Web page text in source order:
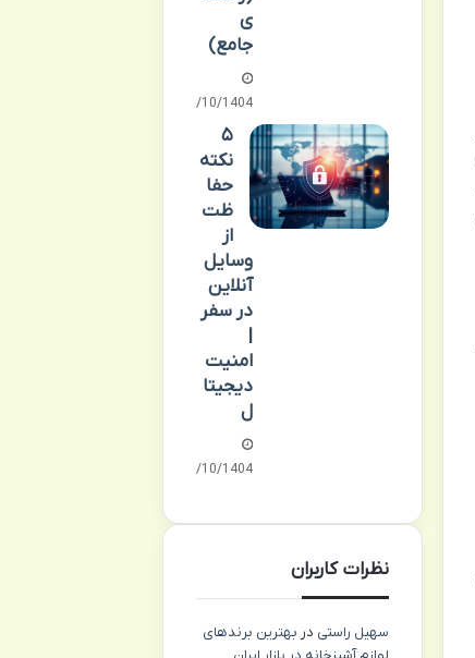
ی
جامع)
14/10/1404
۵
نکته
حفا
ظت
از
وسایل
آنلاین
در سفر
امنیت
دیجیتا
ل
15/10/1404
نظرات کاربران
سهیل راستی در بهترین برندهای